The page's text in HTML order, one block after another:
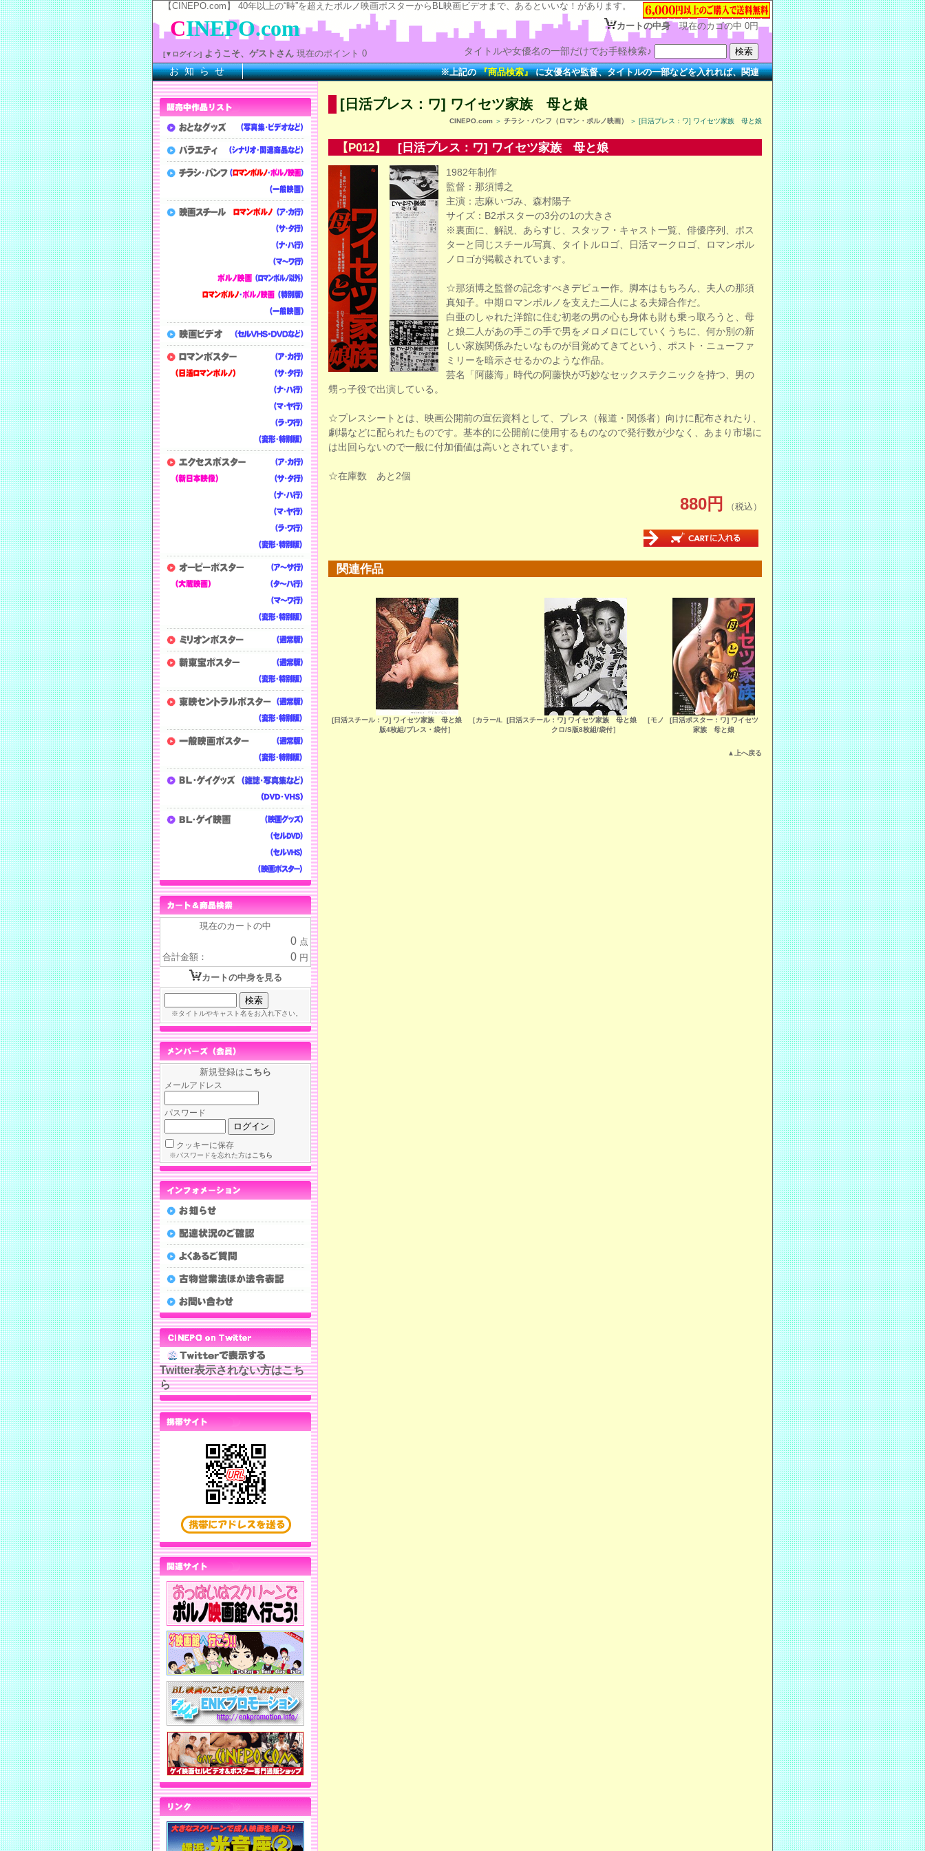
【CINEPO.com】 40年以上の“時”を超えたポルノ映画ポスターからBL映画ビデオまで、あるといいな！があります。
[日活プレス：ワ] ワイセツ家族 母と娘
CINEPO.com ＞ チラシ・パンフ（ロマン・ポルノ映画） ＞ [日活プレス：ワ] ワイセツ家族 母と娘
【P012】 [日活プレス：ワ] ワイセツ家族 母と娘
1982年制作
監督：那須博之
主演：志麻いづみ、森村陽子
サイズ：B2ポスターの3分の1の大きさ
※裏面に、解説、あらすじ、スタッフ・キャスト一覧、俳優序列、ポス
ターと同じスチール写真、タイトルロゴ、日活マークロゴ、ロマンポル
ノロゴが掲載されています。
☆那須博之監督の記念すべきデビュー作。脚本はもちろん、夫人の那須
真知子。中期ロマンポルノを支えた二人による夫婦合作だ。
白亜のしゃれた洋館に住む初老の男の心も身体も財も乗っ取ろうと、母
と娘二人があの手この手で男をメロメロにしていくうちに、何か別の新
しい家族関係みたいなものが目覚めてきてという、ポスト・ニューファ
ミリーを暗示させるかのような作品。
芸名「阿藤海」時代の阿藤快が巧妙なセックステクニックを持つ、男の
甥っ子役で出演している。
☆プレスシートとは、映画公開前の宣伝資料として、プレス（報道・関係者）向けに配布されたり、
劇場などに配られたものです。基本的に公開前に使用するものなので発行数が少なく、あまり市場に
は出回らないので一般に付加価値は高いとされています。
☆在庫数 あと2個
880円 （税込）
関連作品
[日活スチール：ワ] ワイセツ家族 母と娘 ［カラー/L
版4枚組/プレス・袋付］
[日活スチール：ワ] ワイセツ家族 母と娘 ［モノ
クロ/S版8枚組/袋付］
[日活ポスター：ワ] ワイセツ
家族 母と娘
▲上へ戻る
現在のカートの中
0 点
合計金額：
0 円
カートの中身を見る
※タイトルやキャスト名をお入れ下さい。
新規登録はこちら
メールアドレス
パスワード
クッキーに保存
※パスワードを忘れた方はこちら
Twitter表示されない方はこち
ら
カートの中身 現在のカゴの中 0円
タイトルや女優名の一部だけでお手軽検索♪
※上記の『商品検索』に女優名や監督、タイトルの一部などを入れれば、関連する作品を簡単に検索できます。
CINEPO.com
[▼ログイン] ようこそ、ゲストさん 現在のポイント 0
お 知 ら せ